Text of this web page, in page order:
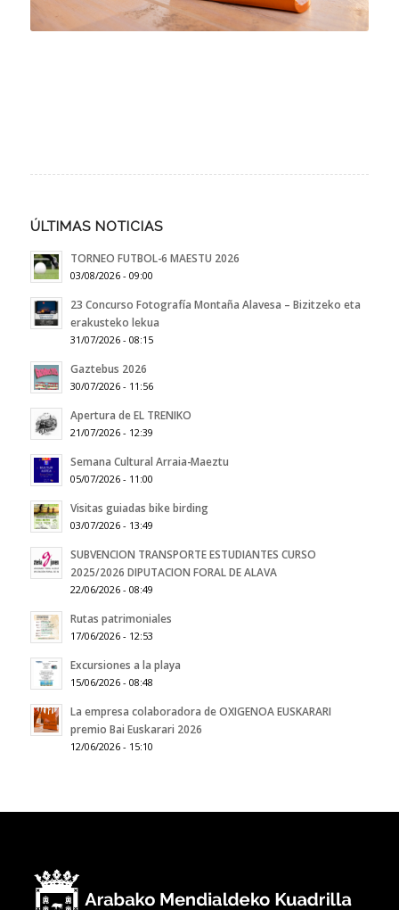
ÚLTIMAS NOTICIAS
TORNEO FUTBOL-6 MAESTU 2026
03/08/2026 - 09:00
23 Concurso Fotografía Montaña Alavesa – Bizitzeko eta
erakusteko lekua
31/07/2026 - 08:15
Gaztebus 2026
30/07/2026 - 11:56
Apertura de EL TRENIKO
21/07/2026 - 12:39
Semana Cultural Arraia-Maeztu
05/07/2026 - 11:00
Visitas guiadas bike birding
03/07/2026 - 13:49
SUBVENCION TRANSPORTE ESTUDIANTES CURSO
2025/2026 DIPUTACION FORAL DE ALAVA
22/06/2026 - 08:49
Rutas patrimoniales
17/06/2026 - 12:53
Excursiones a la playa
15/06/2026 - 08:48
La empresa colaboradora de OXIGENOA EUSKARARI
premio Bai Euskarari 2026
12/06/2026 - 15:10